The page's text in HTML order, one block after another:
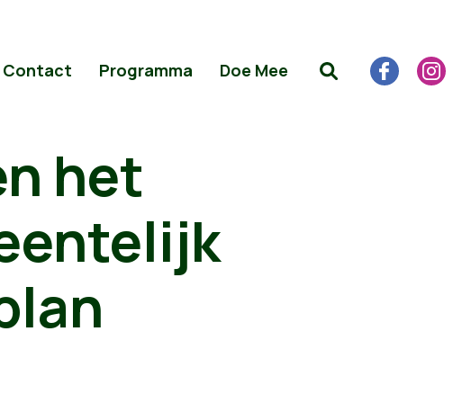
Contact Programma Doe Mee
het